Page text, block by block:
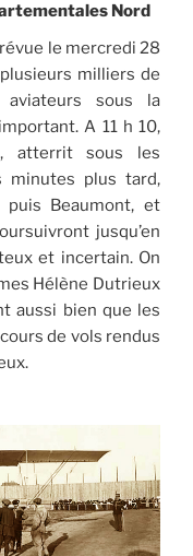
Nord
le mercredi 28
milliers de
aviateurs sous la
A 11 h 10,
atterrit sous les
minutes plus tard,
puis Beaumont, et
jusqu’en
et incertain. On
Hélène Dutrieux
aussi bien que les
de vols rendus